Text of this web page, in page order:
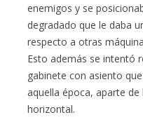
enemigos y se
degradado que le daba
respecto a otras
Esto además se intentó
gabinete con asiento
aquella época, aparte
horizontal.